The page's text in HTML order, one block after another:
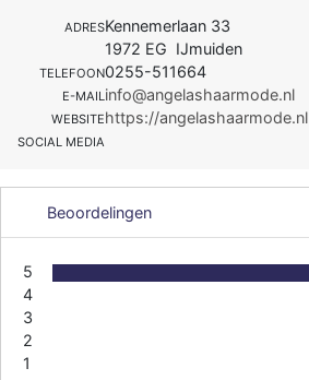
ADRESKennemerlaan 33
1972 EG IJmuiden
TELEFOON0255-511664
E-MAILinfo@angelashaarmode.nl
WEBSITEhttps://angelashaarmode.nl
SOCIAL MEDIA
Beoordelingen
5
4
3
2
1